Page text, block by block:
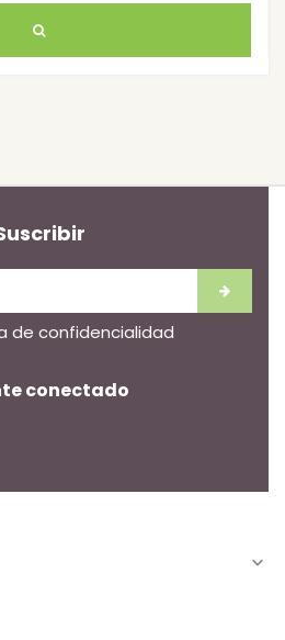
de confidencialidad
conectado
